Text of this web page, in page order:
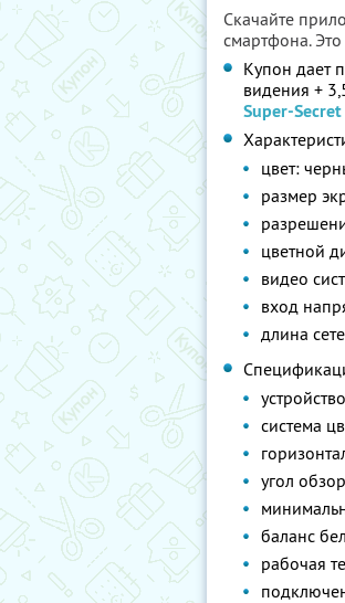
Скачайте
смартфона.
Купон дает
видения +
Super-Secret
цвет:
размер
цветной
видео
вход
длина
система
угол
баланс
рабочая